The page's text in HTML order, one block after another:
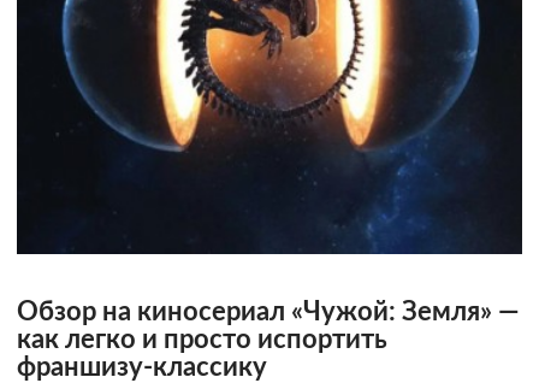
Обзор на киносериал «Чужой: Земля» —
как легко и просто испортить
франшизу-классику